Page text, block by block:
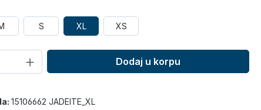
S XL XS
Dodaj u korpu
15106662 JADEITE_XL